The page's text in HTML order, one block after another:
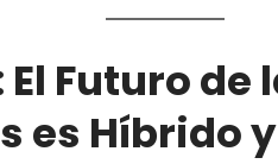
Futuro de
es Híbrido